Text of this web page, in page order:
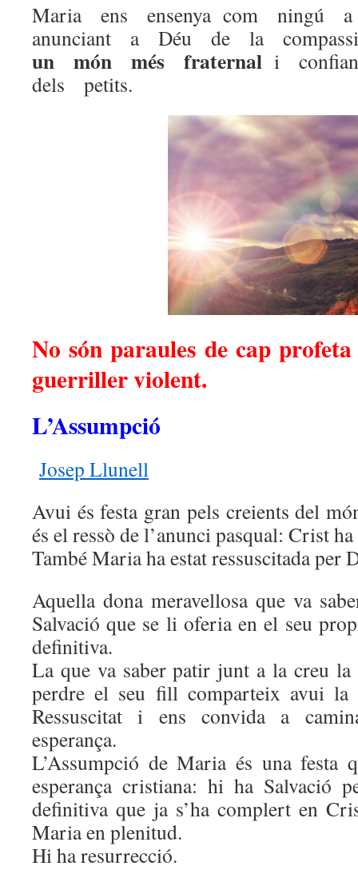
Maria ens ensenya com ningú
anunciant a Déu de la
un món més fraternal i
dels petits.
No són paraules de cap
guerriller violent.
L’Assumpció
Josep Llunell
Avui és festa gran pels creients del
és el ressò de l’anunci pasqual: Crist
També Maria ha estat ressuscitada per
Aquella dona meravellosa que va
Salvació que se li oferia en el seu
definitiva.
La que va saber patir junt a la creu
perdre el seu fill comparteix avui la
Ressuscitat i ens convida a
esperança.
L’Assumpció de Maria és una festa
esperança cristiana: hi ha Salvació
definitiva que ja s’ha complert en
Maria en plenitud.
Hi ha resurrecció.